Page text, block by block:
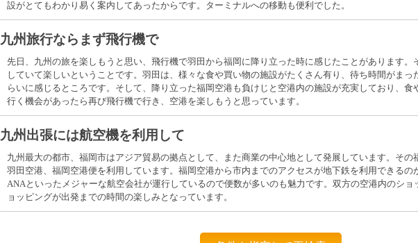
設がとてもわかり易く案内してあったからです。ターミナルへの移動も便利でした。
九州旅行ならまず飛行機で
先日、九州の旅を楽しもうと思い、飛行機で羽田から福岡に降り立った時に感じたことがあります
していて楽しいということです。羽田は、様々な食や買い物の施設がたくさん有り、待ち時間がまっ
らいに感じるところです。そして、降り立った福岡空港も負けじと空港内の施設が充実しており、
行く機会があったら再び飛行機で行き、空港を楽しもうと思っています。
九州出張には航空機を利用して
九州最大の都市、福岡市はアジア貿易の拠点として、また商業の中心地として発展しています。そ
羽田空港、福岡空港便を利用しています。福岡空港から市内までのアクセスが地下鉄を利用できる
ANAといったメジャーな航空会社が運行しているので便数が多いのも魅力です。双方の空港内のシ
ョッピングが出発までの時間の楽しみとなっています。